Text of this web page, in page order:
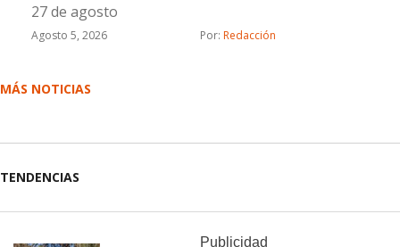
27 de agosto
Agosto 5, 2026 Por: Redacción
MÁS NOTICIAS
TENDENCIAS
Publicidad